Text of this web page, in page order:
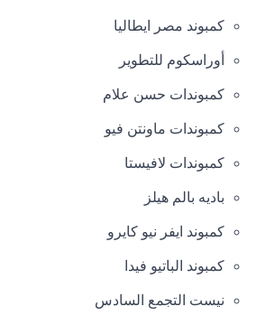
كمبوند مصر ايطاليا
أوراسكوم للتطوير
كمبوندات حسن علام
كمبوندات ماونتن فيو
كمبوندات لافيستا
باديه بالم هيلز
كمبوند ايفر نيو كايرو
كمبوند الباتيو فيدا
نيست التجمع السادس